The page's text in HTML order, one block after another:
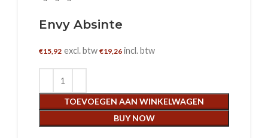
Envy Absinte
€15,92 excl. btw €19,26 incl. btw
TOEVOEGEN AAN WINKELWAGEN
BUY NOW